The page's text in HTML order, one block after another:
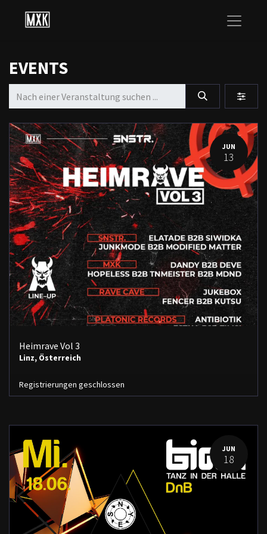
EVENTS
JUN
13
Heimrave Vol 3
Linz, Österreich
Registrierungen geschlossen
JUN
18